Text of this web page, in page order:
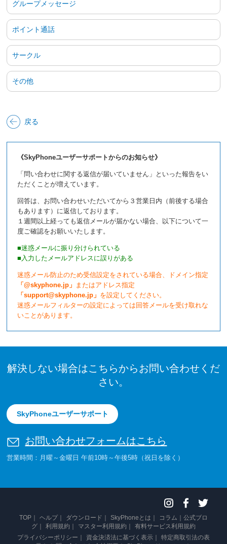
グループメッセージ
ポイント通話
サークル
その他
戻る
《SkyPhoneユーザーサポートからのお知らせ》
「問い合わせに関する返信が届いていません」といった報告をい
ただくことが増えています。
回答は、お問い合わせいただいてから３営業日内（前後する場合
もあります）に返信しております。
１週間以上経っても返信メールが届かない場合、以下について一
度ご確認をお願いいたします。
■迷惑メールに振り分けられている
■入力したメールアドレスに誤りがある
迷惑メール防止のため受信設定をされている場合、ドメイン指定
「@skyphone.jp」
またはアドレス指定
「support@skyphone.jp」 を設定してください。
迷惑メールフィルターの設定によっては回答メールを受け取れな
いことがあります。
解決しない場合はこちらからお問い合わせくだ
さい。
SkyPhoneユーザーサポート
お問い合わせフォームはこちら
営業時間：月曜～金曜日 午前10時～午後5時（祝日を除く）
TOP ヘルプ ダウンロード SkyPhoneとは コラム
公式ブロ
グ
利用規約 マスター利用規約
有料サービス利用規約
プライバシーポリシー
資金決済法に基づく表示
特定商取引法の表